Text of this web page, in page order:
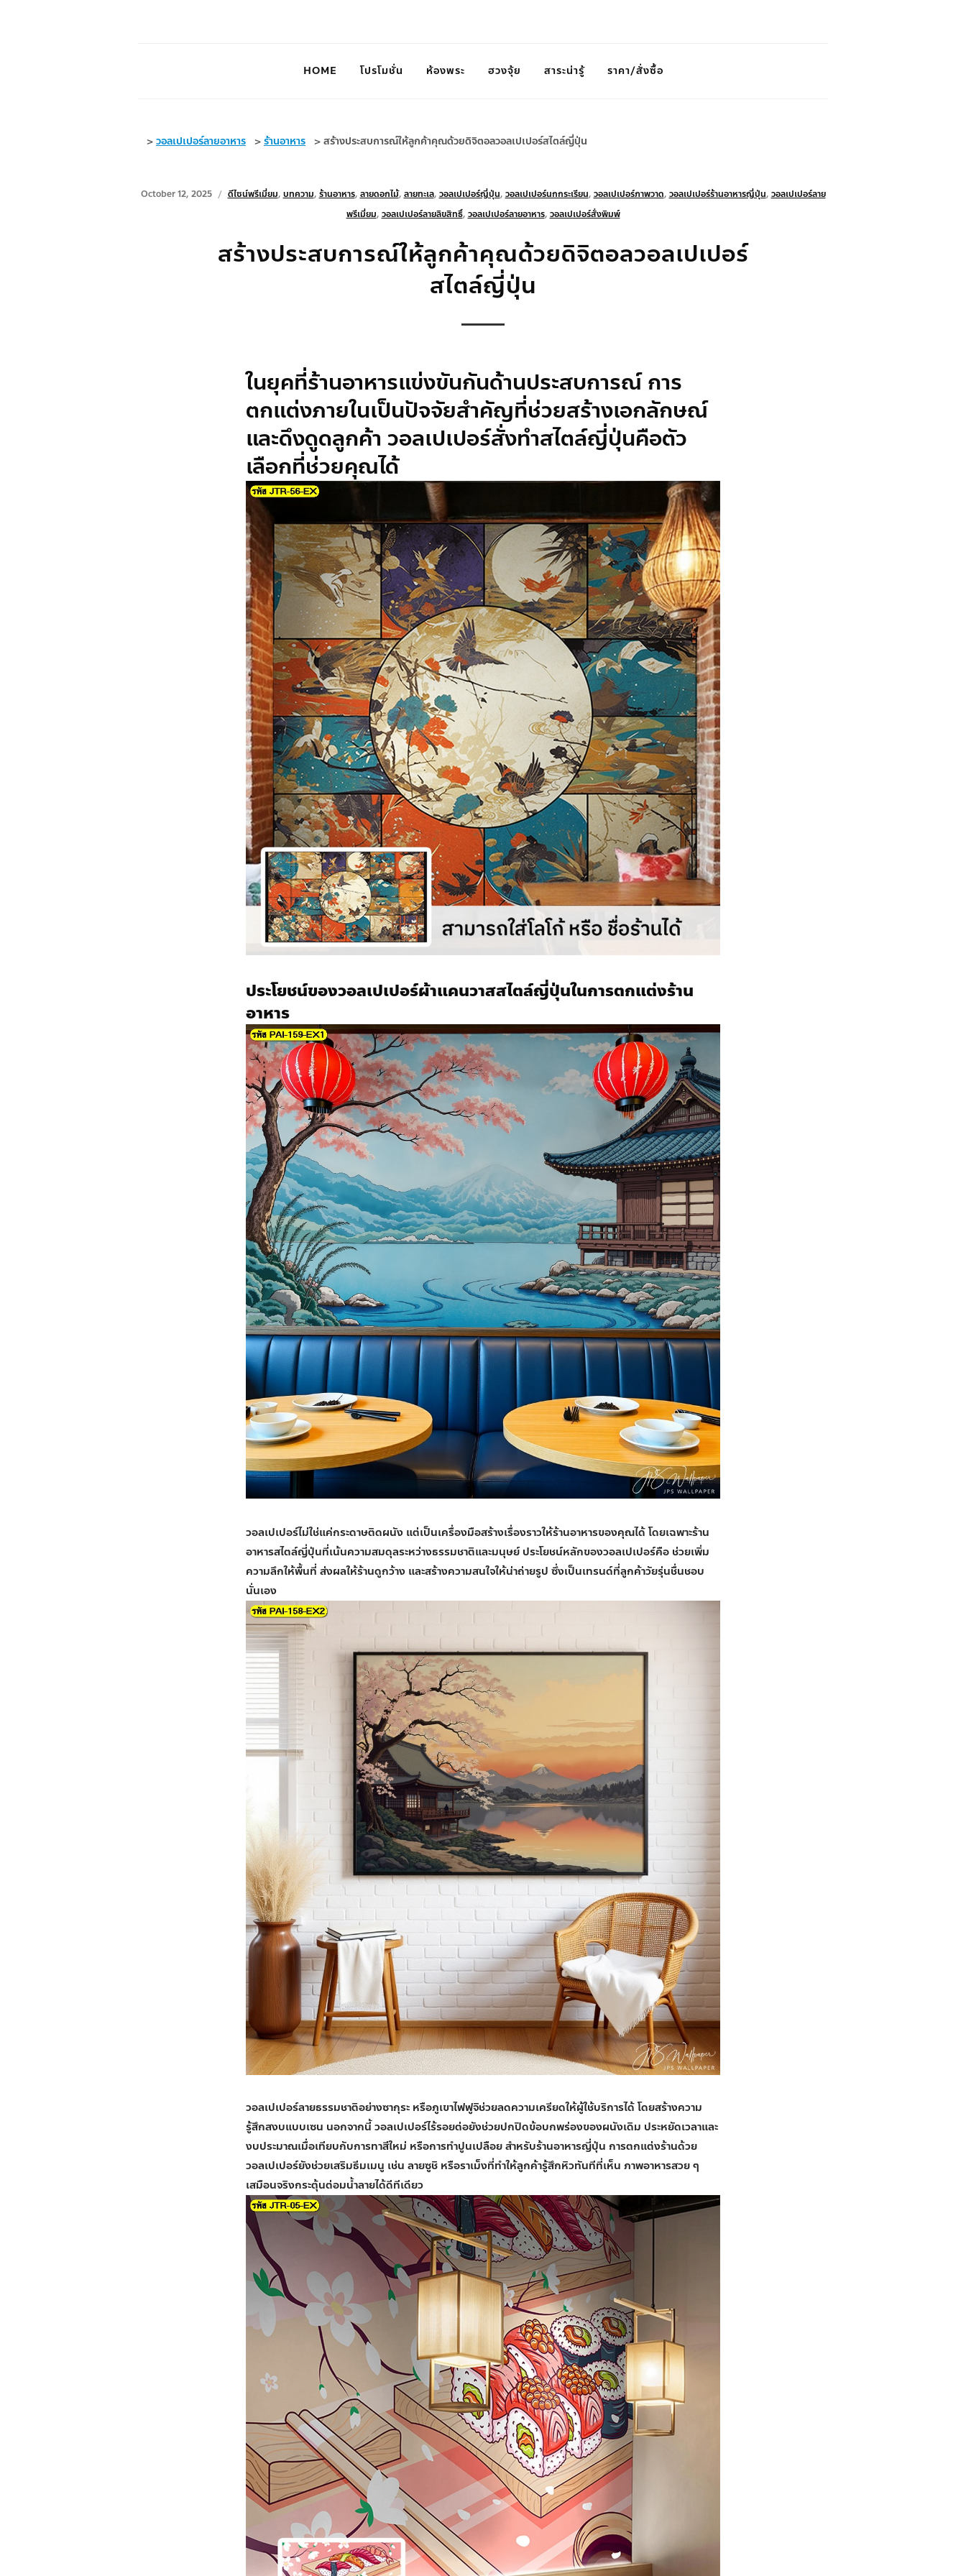
HOME โปรโมชั่น ห้องพระ ฮวงจุ้ย สาระน่ารู้ ราคา/สั่งซื้อ
>วอลเปเปอร์ลายอาหาร >ร้านอาหาร >สร้างประสบการณ์ให้ลูกค้าคุณด้วยดิจิตอลวอลเปเปอร์สไตล์ญี่ปุ่น
October 12, 2025 ดีไซน์พรีเมี่ยม, บทความ, ร้านอาหาร, ลายดอกไม้, ลายทะเล, วอลเปเปอร์ญี่ปุ่น, วอลเปเปอร์นกกระเรียน, วอลเปเปอร์ภาพวาด, วอลเปเปอร์ร้านอาหารญี่ปุ่น, วอลเปเปอร์ลาย
พรีเมี่ยม, วอลเปเปอร์ลายลิขสิทธิ์, วอลเปเปอร์ลายอาหาร, วอลเปเปอร์สั่งพิมพ์
สร้างประสบการณ์ให้ลูกค้าคุณด้วยดิจิตอลวอลเปเปอร์
สไตล์ญี่ปุ่น
ในยุคที่ร้านอาหารแข่งขันกันด้านประสบการณ์ การ
ตกแต่งภายในเป็นปัจจัยสำคัญที่ช่วยสร้างเอกลักษณ์
และดึงดูดลูกค้า วอลเปเปอร์สั่งทำสไตล์ญี่ปุ่นคือตัว
เลือกที่ช่วยคุณได้
ประโยชน์ของวอลเปเปอร์ผ้าแคนวาสสไตล์ญี่ปุ่นในการตกแต่งร้าน
อาหาร
วอลเปเปอร์ไม่ใช่แค่กระดาษติดผนัง แต่เป็นเครื่องมือสร้างเรื่องราวให้ร้านอาหารของคุณได้ โดยเฉพาะร้าน
อาหารสไตล์ญี่ปุ่นที่เน้นความสมดุลระหว่างธรรมชาติและมนุษย์ ประโยชน์หลักของวอลเปเปอร์คือ ช่วยเพิ่ม
ความลึกให้พื้นที่ ส่งผลให้ร้านดูกว้าง และสร้างความสนใจให้น่าถ่ายรูป ซึ่งเป็นเทรนด์ที่ลูกค้าวัยรุ่นชื่นชอบ
นั่นเอง
วอลเปเปอร์ลายธรรมชาติอย่างซากุระ หรือภูเขาไฟฟูจิช่วยลดความเครียดให้ผู้ใช้บริการได้ โดยสร้างความ
รู้สึกสงบแบบเซน นอกจากนี้วอลเปเปอร์ไร้รอยต่อยังช่วยปกปิดข้อบกพร่องของผนังเดิม ประหยัดเวลาและ
งบประมาณเมื่อเทียบกับการทาสีใหม่ หรือการทำปูนเปลือย สำหรับร้านอาหารญี่ปุ่น การตกแต่งร้านด้วย
วอลเปเปอร์ยังช่วยเสริมธีมเมนู เช่น ลายซูชิ หรือราเม็งที่ทำให้ลูกค้ารู้สึกหิวทันทีที่เห็น ภาพอาหารสวย ๆ
เสมือนจริงกระตุ้นต่อมน้ำลายได้ดีทีเดียว